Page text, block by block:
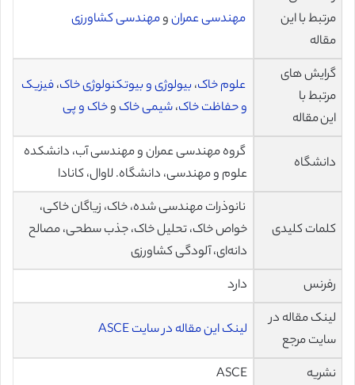
مرتبط با این
مقاله
مهندسی عمرانومهندسی کشاورزی
گرایش های
مرتبط با
این مقاله
علوم خاک،بیولوژی و بیوتکنولوژی خاک،فیزیک
و حفاظت خاک،شیمی خاک وخاک و پی
دانشگاه
گروه مهندسی عمران و مهندسی آب، دانشکده
علوم و مهندسی، دانشگاه. لاوال، کانادا
کلمات کلیدی
نانوذرات مهندسی شده، خاک، زیاگان خاکی،
خواص خاک، تحلیل خاک، جذب سطحی، مصالح
دانه‌ای، آلودگی کشاورزی
رفرنس
دارد
لینک مقاله در
سایت مرجع
لینک این مقاله در سایت ASCE
نشریه ASCE